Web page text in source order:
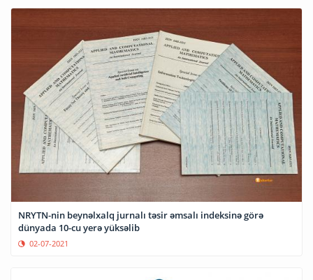
NRYTN-nin beynəlxalq jurnalı təsir əmsalı indeksinə görə
dünyada 10-cu yerə yüksəlib
02-07-2021